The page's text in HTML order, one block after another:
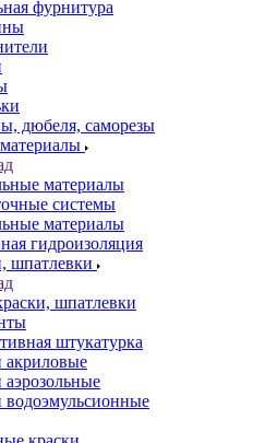
фурнитура
дюбеля, саморезы
материалы
системы
материалы
гидроизоляция
шпатлевки
шпатлевки
штукатурка
акриловые
аэрозольные
водоэмульсионные